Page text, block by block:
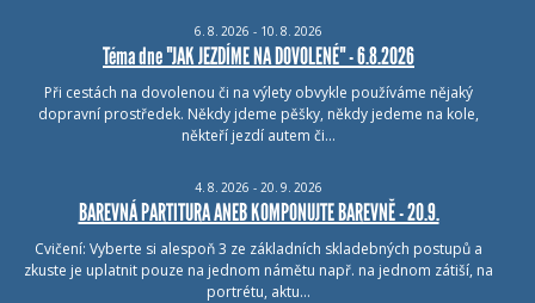
6. 8. 2026 - 10. 8. 2026
Téma dne "JAK JEZDÍME NA DOVOLENÉ" - 6.8.2026
Při cestách na dovolenou či na výlety obvykle používáme nějaký
dopravní prostředek. Někdy jdeme pěšky, někdy jedeme na kole,
někteří jezdí autem či…
4. 8. 2026 - 20. 9. 2026
BAREVNÁ PARTITURA ANEB KOMPONUJTE BAREVNĚ - 20.9.
Cvičení: Vyberte si alespoň 3 ze základních skladebných postupů a
zkuste je uplatnit pouze na jednom námětu např. na jednom zátiší, na
portrétu, aktu…